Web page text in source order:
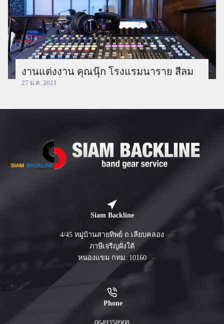
งานแต่งงาน คุณนุ๊ก โรงแรมนาราย สีลม
27 ม.ค. 2021
Siam Backline
4/45 หมู่บ้านสายทิพย์ ถ.เลียบคลอง
ภาษีเจริญฝั่งใต้
หนองแขม กทม. 10160
Phone